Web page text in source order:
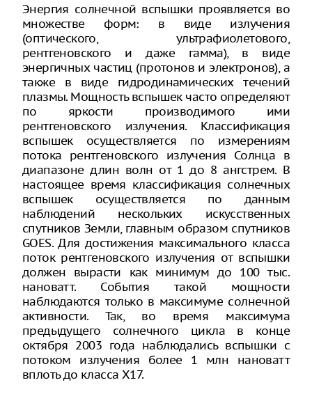
Энергия солнечной вспышки проявляется во
множестве форм: в виде излучения
(оптического, ультрафиолетового,
рентгеновского и даже гамма), в виде
энергичных частиц (протонов и электронов), а
также в виде гидродинамических течений
плазмы. Мощность вспышек часто определяют
по яркости производимого ими
рентгеновского излучения. Классификация
вспышек осуществляется по измерениям
потока рентгеновского излучения Солнца в
диапазоне длин волн от 1 до 8 ангстрем. В
настоящее время классификация солнечных
вспышек осуществляется по данным
наблюдений нескольких искусственных
спутников Земли, главным образом спутников
GOES. Для достижения максимального класса
поток рентгеновского излучения от вспышки
должен вырасти как минимум до 100 тыс.
нановатт. События такой мощности
наблюдаются только в максимуме солнечной
активности. Так, во время максимума
предыдущего солнечного цикла в конце
октября 2003 года наблюдались вспышки с
потоком излучения более 1 млн нановатт
вплоть до класса X17.